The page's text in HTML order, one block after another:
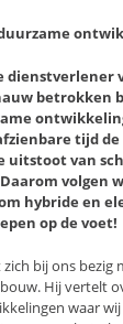
dienstverlener
betrokken
tijd de
uitstoot van
volgen
hybride en
op de voet!
bij ons bezig
Hij vertelt
waar